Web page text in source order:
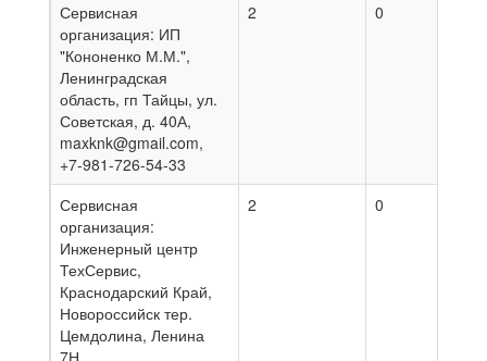
Сервисная
организация: ИП
"Кононенко М.М.",
Ленинградская
область, гп Тайцы, ул.
Советская, д. 40А,
maxknk@gmail.com,
+7-981-726-54-33
2 0
Сервисная
организация:
Инженерный центр
ТехСервис,
Краснодарский Край,
Новороссийск тер.
Цемдолина, Ленина
7Н,
2 0